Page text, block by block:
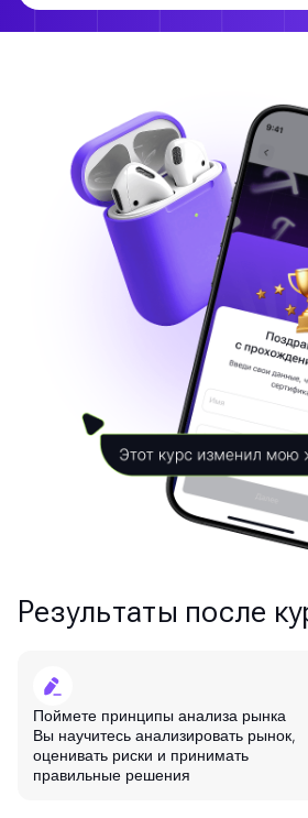
Результаты после
Поймете принципы анализа рынка
Вы научитесь анализировать рынок,
оценивать риски и принимать
правильные решения